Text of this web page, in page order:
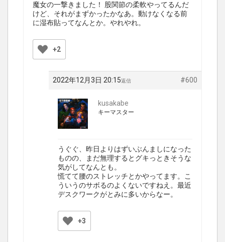
魔女の一撃きました！ 股関節の柔軟やってるんだ
けど、それがまずかったかなあ。動けなくなる前
に湿布貼ってなんとか。やれやれ。
+2
2022年12月3日 20:15 #600
返信
kusakabe
キーマスター
うぐぐ、昨日よりはずいぶんましになった
ものの、まだ無理するとグキっときそうな
気がしてなんとも。
慌てて腰のストレッチとかやってます。こ
ういうのサボるのよくないですねえ。最近
デスクワークがとみに多いからなー。
+3